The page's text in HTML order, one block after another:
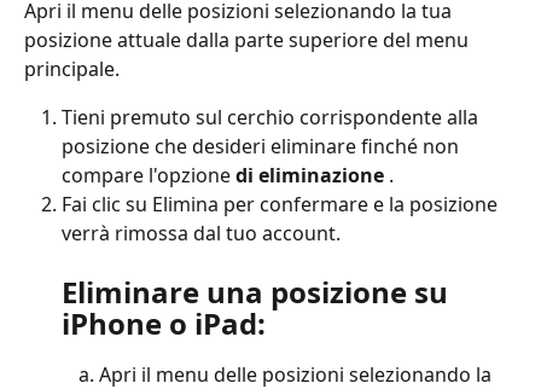
Apri il menu delle posizioni selezionando la tua
posizione attuale dalla parte superiore del menu
principale.
Tieni premuto sul cerchio corrispondente alla
posizione che desideri eliminare finché non
compare l'opzione di eliminazione .
Fai clic su Elimina per confermare e la posizione
verrà rimossa dal tuo account.
Eliminare una posizione su
iPhone o iPad:
Apri il menu delle posizioni selezionando la